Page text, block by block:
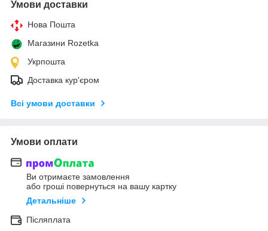
Умови доставки
Нова Пошта
Магазини Rozetka
Укрпошта
Доставка кур'єром
Всі умови доставки
Умови оплати
Ви отримаєте замовлення
або гроші повернуться на вашу картку
Детальніше
Післяплата